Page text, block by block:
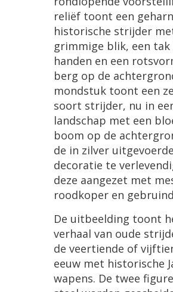
reliëf toont een
historische strijder
grimmige blik, een tak
handen en een
berg op de
mondstuk toont een
soort strijder, nu in
landschap met een
boom op de
de in zilver uitgevoerde
decoratie te
deze aangezet met
roodkoper en
De uitbeelding toont
verhaal van oude
de veertiende of
eeuw met historische
wapens. De twee